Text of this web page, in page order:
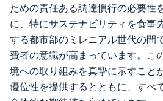
ための責任ある調達慣行の必要性
に、特にサステナビリティを食事
する都市部のミレニアル世代の間
費者の意識が高まっています。こ
境への取り組みを真摯に示すこと
優位性を提供するとともに、すべ